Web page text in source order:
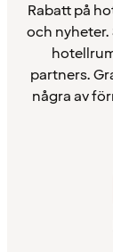
Rabatt på
och nyheter.
partners.
några av